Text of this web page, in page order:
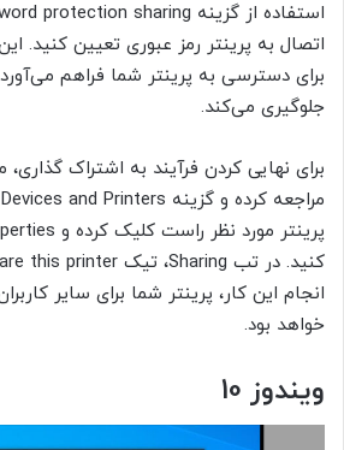
اتصال به پرینتر رمز عبوری تعیین کنید.
برای دسترسی به پرینتر شما فراهم
جلوگیری می‌کند.
برای نهایی کردن فرآیند به اشتراک
انجام این کار، پرینتر شما برای سایر
خواهد بود.
ویندوز 10